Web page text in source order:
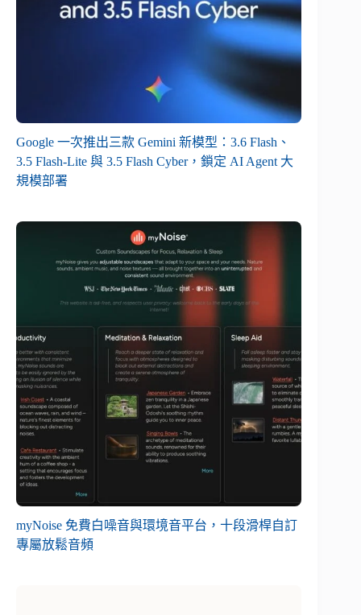
Google 一次推出三款 Gemini 新模型：3.6 Flash、
3.5 Flash-Lite 與 3.5 Flash Cyber，鎖定 AI Agent 大
規模部署
myNoise 免費白噪音與環境音平台，十段滑桿自訂
專屬放鬆音頻